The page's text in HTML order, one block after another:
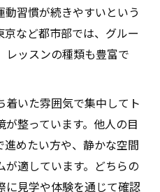
習慣が続きやすいという
など都市部では、グルー
レッスンの種類も豊富で
いた雰囲気で集中してト
整っています。他人の目
めたい方や、静かな空間
適しています。どちらの
に見学や体験を通じて確認